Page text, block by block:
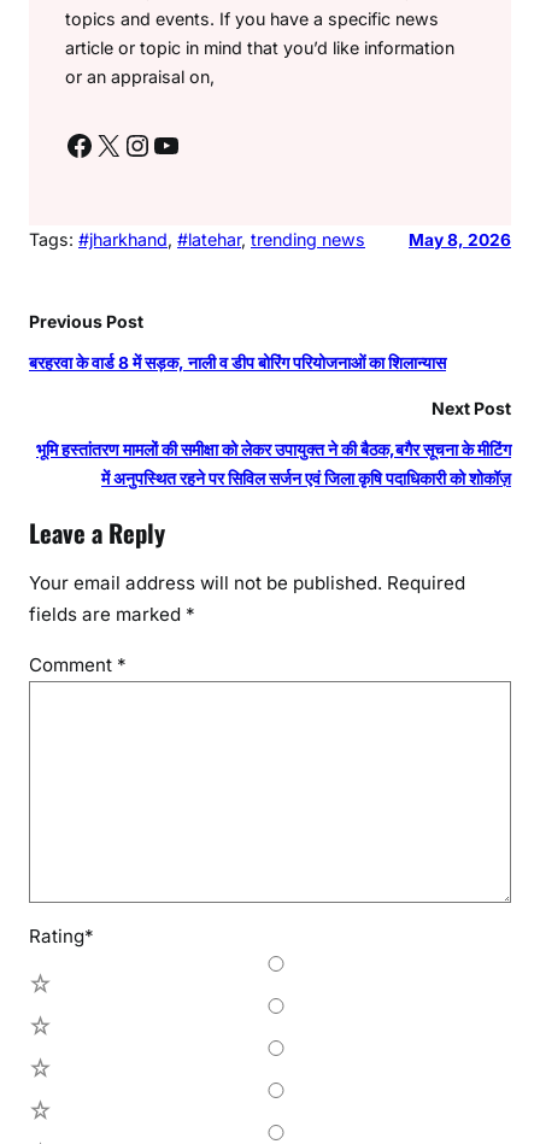
topics and events. If you have a specific news
article or topic in mind that you’d like information
or an appraisal on,
Facebook X Instagram YouTube
Tags: #jharkhand, #latehar, trending news May 8, 2026
Previous Post
बरहरवा के वार्ड 8 में सड़क, नाली व डीप बोरिंग परियोजनाओं का शिलान्यास
Next Post
भूमि हस्तांतरण मामलों की समीक्षा को लेकर उपायुक्त ने की बैठक,बगैर सूचना के मीटिंग
में अनुपस्थित रहने पर सिविल सर्जन एवं जिला कृषि पदाधिकारी को शोकॉज़
Leave a Reply
Your email address will not be published. Required
fields are marked *
Comment *
Rating*